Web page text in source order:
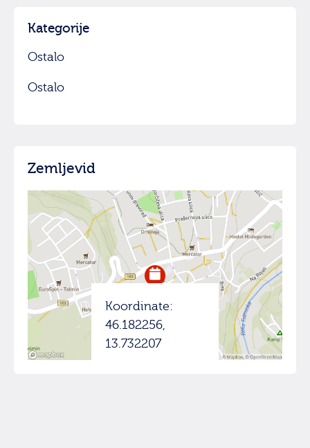
Kategorije
Ostalo
Ostalo
Zemljevid
Koordinate:
46.182256,
13.732207